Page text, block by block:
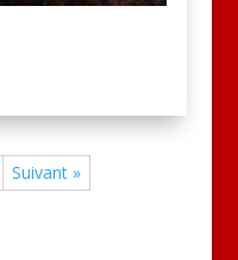
Suivant »